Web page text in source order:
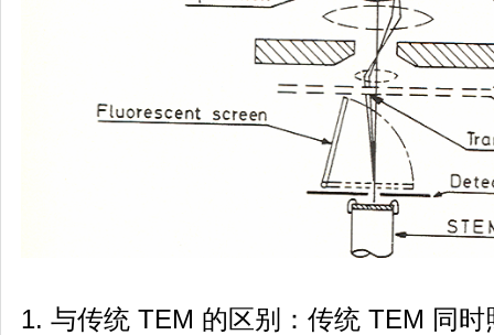
1. 与传统 TEM 的区别：传统 TEM 同